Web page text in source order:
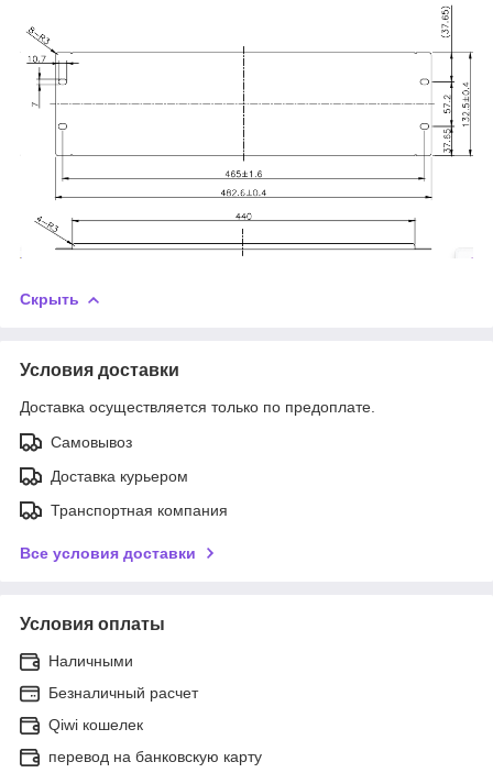
Скрыть
Условия доставки
Доставка осуществляется только по предоплате.
Самовывоз
Доставка курьером
Транспортная компания
Все условия доставки
Условия оплаты
Наличными
Безналичный расчет
Qiwi кошелек
перевод на банковскую карту